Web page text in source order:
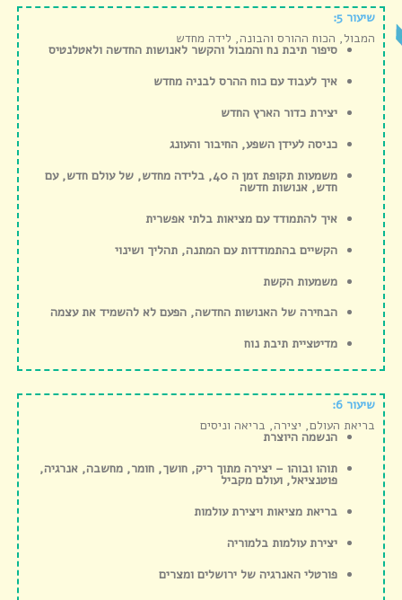
שיעור 5:
המבול, הכוח ההורס והבונה, לידה מחדש
סיפור תיבת נח והמבול והקשר לאנושות החדשה ולאטלנטיס
איך לעבוד עם כוח ההרס לבניה מחדש
יצירת כדור הארץ החדש
כניסה לעידן השפע, החיבור והעונג
משמעות תקופת זמן ה 40, בלידה מחדש, של עולם חדש, עם
חדש, אנושות חדשה
איך להתמודד עם מציאות בלתי אפשרית
הקשיים בהתמודדות עם המתנה, תהליך ושינוי
משמעות הקשת
הבחירה של האנושות החדשה, הפעם לא להשמיד את עצמה
מדיטציית תיבת נוח
שיעור 6:
בריאת העולם, יצירה, בריאה וניסים
הנשמה היוצרת
תוהו ובוהו – יצירה מתוך ריק, חושך, חומר, מחשבה, אנרגיה,
פוטנציאל, ועולם מקביל
בריאת מציאות ויצירת עולמות
יצירת עולמות בלמוריה
פורטלי האנרגיה של ירושלים ומצרים